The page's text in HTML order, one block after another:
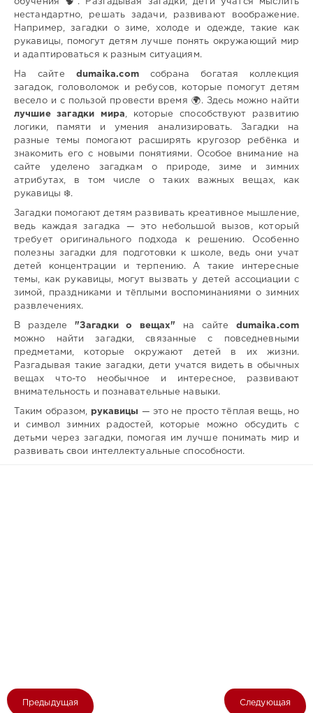
обучения 🧠. Разгадывая загадки, дети учатся мыслить
нестандартно, решать задачи, развивают воображение.
Например, загадки о зиме, холоде и одежде, такие как
рукавицы, помогут детям лучше понять окружающий мир
и адаптироваться к разным ситуациям.
На сайте dumaika.comсобрана богатая коллекция
загадок, головоломок и ребусов, которые помогут детям
весело и с пользой провести время 🌍. Здесь можно найти
лучшие загадки мира , которые способствуют развитию
логики, памяти и умения анализировать. Загадки на
разные темы помогают расширять кругозор ребёнка и
знакомить его с новыми понятиями. Особое внимание на
сайте уделено загадкам о природе, зиме и зимних
атрибутах, в том числе о таких важных вещах, как
рукавицы ❄️.
Загадки помогают детям развивать креативное мышление,
ведь каждая загадка — это небольшой вызов, который
требует оригинального подхода к решению. Особенно
полезны загадки для подготовки к школе, ведь они учат
детей концентрации и терпению. А такие интересные
темы, как рукавицы, могут вызвать у детей ассоциации с
зимой, праздниками и тёплыми воспоминаниями о зимних
развлечениях.
В разделе "Загадки о вещах" на сайте dumaika.com
можно найти загадки, связанные с повседневными
предметами, которые окружают детей в их жизни.
Разгадывая такие загадки, дети учатся видеть в обычных
вещах что-то необычное и интересное, развивают
внимательность и познавательные навыки.
Таким образом, рукавицы — это не просто тёплая вещь, но
и символ зимних радостей, которые можно обсудить с
детьми через загадки, помогая им лучше понимать мир и
развивать свои интеллектуальные способности.
Предыдущая Следующая